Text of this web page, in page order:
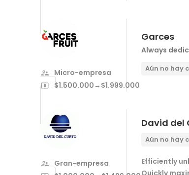
Micro-empresa
$1.500.000→$1.999.000
Garces
Always
Aún no hay
Gran-empresa
David del
Aún no hay
Efficiently